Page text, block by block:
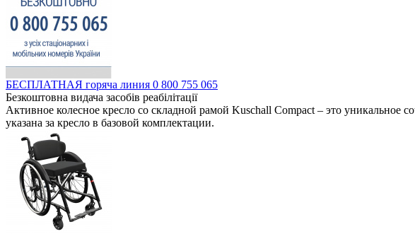
БЕСПЛАТНАЯ горяча линия 0 800 755 065
Безкоштовна видача засобів реабілітації
Активное колесное кресло со складной рамой Kuschall Compact – это уникальное
указана за кресло в базовой комплектации.